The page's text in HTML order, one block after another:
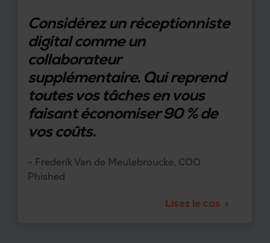
Considérez un réceptionniste
digital comme un
collaborateur
supplémentaire. Qui reprend
toutes vos tâches en vous
faisant économiser 90 % de
vos coûts.
- Frederik Van de Meulebroucke, COO
Phished
Lisez le cas